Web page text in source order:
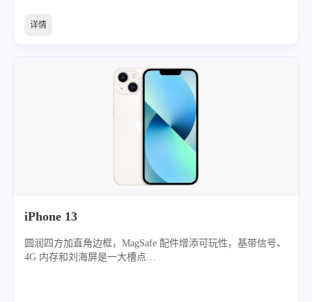
详情
iPhone 13
圆润四方加直角边框，MagSafe 配件增添可玩性，基带信号、
4G 内存和刘海屏是一大槽点…